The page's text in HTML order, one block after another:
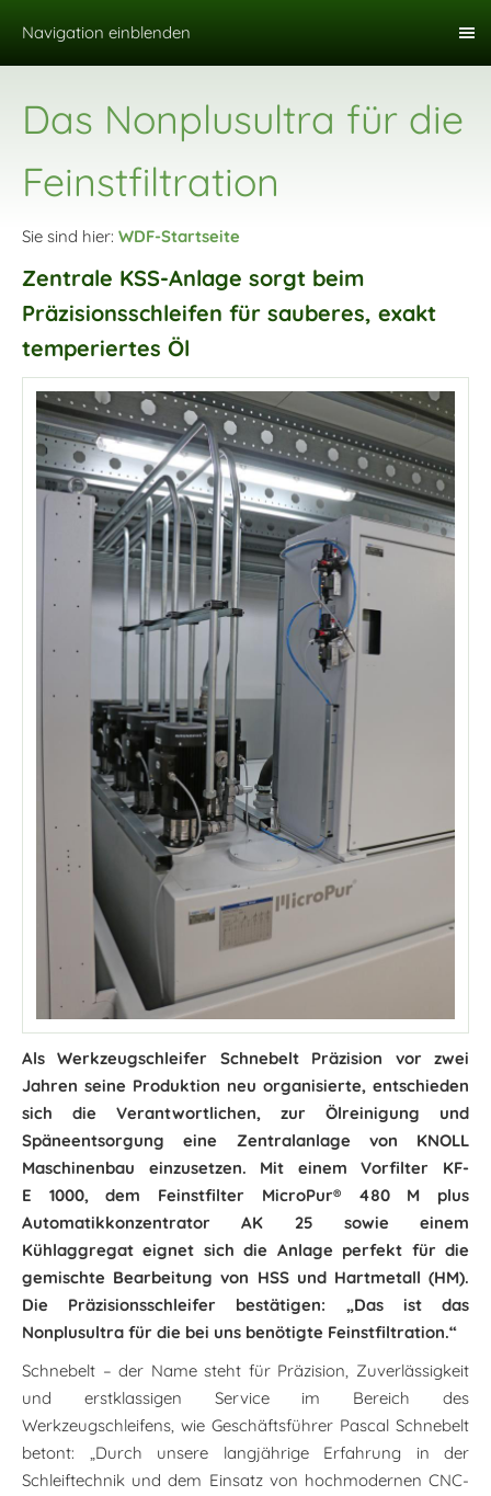
Navigation einblenden
Das Nonplusultra für die
Feinstfiltration
Sie sind hier: WDF-Startseite
Zentrale KSS-Anlage sorgt beim
Präzisionsschleifen für sauberes, exakt
temperiertes Öl
Als Werkzeugschleifer Schnebelt Präzision vor zwei
Jahren seine Produktion neu organisierte, entschieden
sich die Verantwortlichen, zur Ölreinigung und
Späneentsorgung eine Zentralanlage von KNOLL
Maschinenbau einzusetzen. Mit einem Vorfilter KF-
E 1000, dem Feinstfilter MicroPur® 480 M plus
Automatikkonzentrator AK 25 sowie einem
Kühlaggregat eignet sich die Anlage perfekt für die
gemischte Bearbeitung von HSS und Hartmetall (HM).
Die Präzisionsschleifer bestätigen: „Das ist das
Nonplusultra für die bei uns benötigte Feinstfiltration.“
Schnebelt – der Name steht für Präzision, Zuverlässigkeit
und erstklassigen Service im Bereich des
Werkzeugschleifens, wie Geschäftsführer Pascal Schnebelt
betont: „Durch unsere langjährige Erfahrung in der
Schleiftechnik und dem Einsatz von hochmodernen CNC-